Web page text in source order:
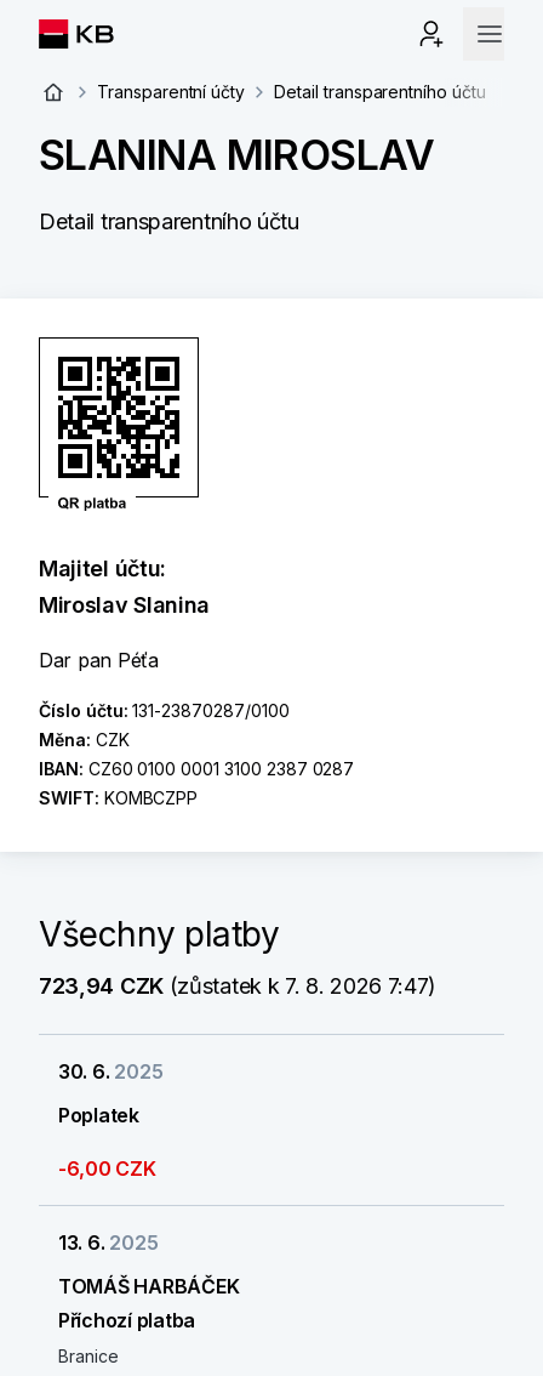
Transparentní účty Detail transparentního účtu
SLANINA MIROSLAV
Detail transparentního účtu
Majitel účtu:
Miroslav Slanina
Dar pan Péťa
Číslo účtu:131-23870287/0100
Měna: CZK
IBAN: CZ60 0100 0001 3100 2387 0287
SWIFT: KOMBCZPP
Všechny platby
723,94 CZK(zůstatek k 7. 8. 2026 7:47)
30. 6. 2025
Poplatek
-6,00 CZK
13. 6. 2025
TOMÁŠ HARBÁČEK
Příchozí platba
Branice